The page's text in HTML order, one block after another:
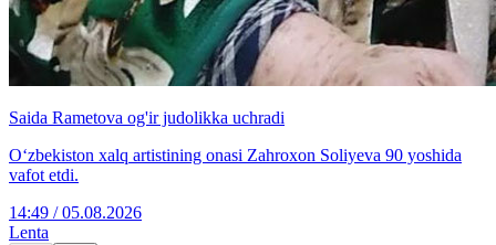
Saida Rametova og'ir judolikka uchradi
O‘zbekiston xalq artistining onasi Zahroxon Soliyeva 90 yoshida
vafot etdi.
14:49 / 05.08.2026
Lenta